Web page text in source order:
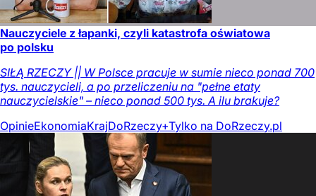
Nauczyciele z łapanki, czyli katastrofa oświatowa
po polsku
SIŁĄ RZECZY || W Polsce pracuje w sumie nieco ponad 700
tys. nauczycieli, a po przeliczeniu na "pełne etaty
nauczycielskie" – nieco ponad 500 tys. A ilu brakuje?
OpinieEkonomiaKrajDoRzeczy+Tylko na DoRzeczy.pl